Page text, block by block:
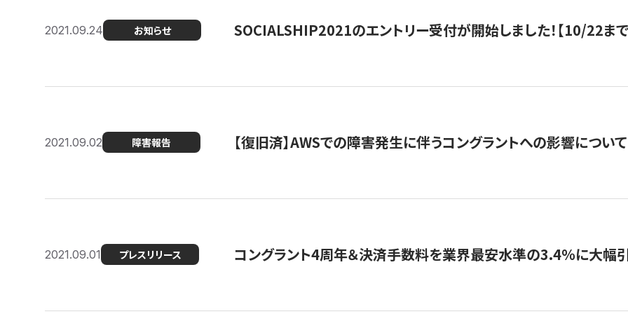
2021.09.24 お知らせ SOCIALSHIP2021のエントリー受付が開始しました！【10/22まで
2021.09.02 障害報告 【復旧済】AWSでの障害発生に伴うコングラントへの影響について
2021.09.01 プレスリリース コングラント4周年＆決済手数料を業界最安水準の3.4％に大幅